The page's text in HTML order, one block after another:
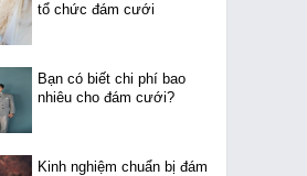
tổ chức đám cưới
Bạn có biết chi phí bao
nhiêu cho đám cưới?
Kinh nghiệm chuẩn bị đám